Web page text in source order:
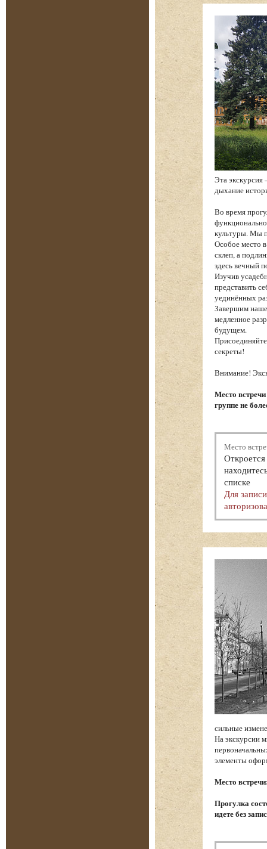
Эта экскурсия
дыхание
Во время
культуры. Мы
Особое место
склеп, а
здесь вечный
Изучив
представить
уединённых
Завершим
медленное
будущем.
секреты!
Внимание!
Место
группе не
Место
списке
Для
сильные
На экскурсии
элементы
Место
Прогулка
идете без